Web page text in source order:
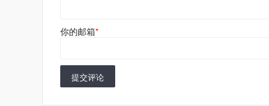
你的邮箱*
提交评论